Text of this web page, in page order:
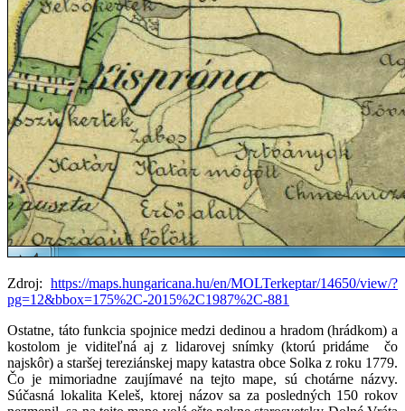
Zdroj: https://maps.hungaricana.hu/en/MOLTerkeptar/14650/view/?
pg=12&bbox=175%2C-2015%2C1987%2C-881
Ostatne, táto funkcia spojnice medzi dedinou a hradom (hrádkom) a
kostolom je viditeľná aj z lidarovej snímky (ktorú pridáme čo
najskôr) a staršej tereziánskej mapy katastra obce Solka z roku 1779.
Čo je mimoriadne zaujímavé na tejto mape, sú chotárne názvy.
Súčasná lokalita Keleš, ktorej názov sa za posledných 150 rokov